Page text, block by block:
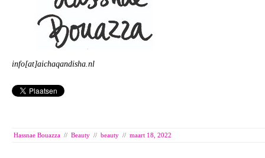
info[at]aichaqandisha.nl
Hassnae Bouazza // Beauty // beauty // maart 18, 2022